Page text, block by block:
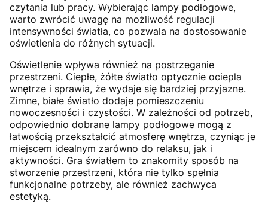
czytania lub pracy. Wybierając lampy podłogowe,
warto zwrócić uwagę na możliwość regulacji
intensywności światła, co pozwala na dostosowanie
oświetlenia do różnych sytuacji.
Oświetlenie wpływa również na postrzeganie
przestrzeni. Ciepłe, żółte światło optycznie ociepla
wnętrze i sprawia, że wydaje się bardziej przyjazne.
Zimne, białe światło dodaje pomieszczeniu
nowoczesności i czystości. W zależności od potrzeb,
odpowiednio dobrane lampy podłogowe mogą z
łatwością przekształcić atmosferę wnętrza, czyniąc je
miejscem idealnym zarówno do relaksu, jak i
aktywności. Gra światłem to znakomity sposób na
stworzenie przestrzeni, która nie tylko spełnia
funkcjonalne potrzeby, ale również zachwyca
estetyką.